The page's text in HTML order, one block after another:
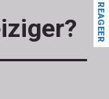
REAGEER